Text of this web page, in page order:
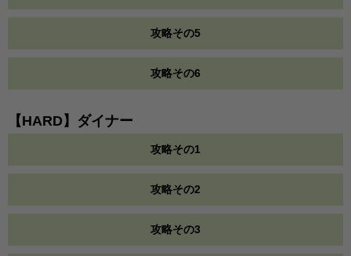
攻略その5
攻略その6
【HARD】ダイナー
攻略その1
攻略その2
攻略その3